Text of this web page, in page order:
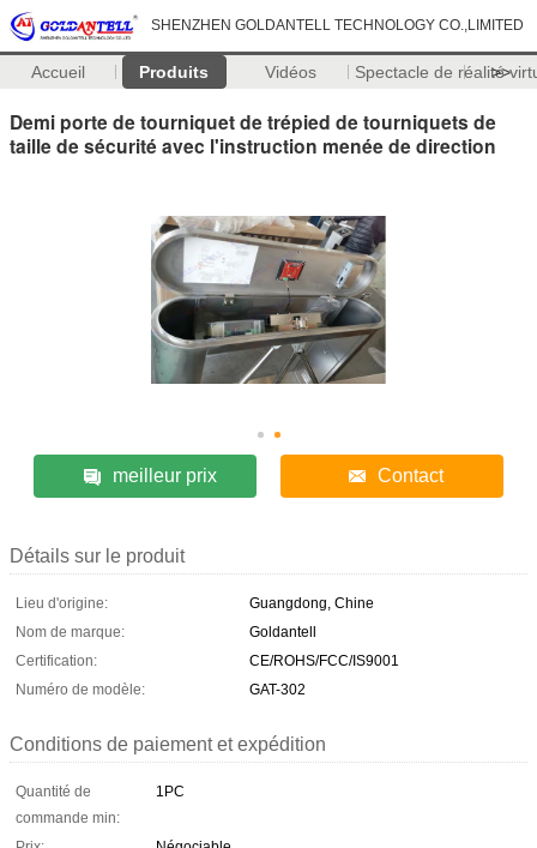
SHENZHEN GOLDANTELL TECHNOLOGY CO.,LIMITED
Accueil Produits Vidéos Spectacle de réalité
>>
Demi porte de tourniquet de trépied de tourniquets de
taille de sécurité avec l'instruction menée de direction
meilleur prix Contact
Détails sur le produit
Lieu d'origine:
Guangdong, Chine
Nom de marque:
Goldantell
Certification:
CE/ROHS/FCC/IS9001
Numéro de modèle:
GAT-302
Conditions de paiement et expédition
Quantité de
commande min:
1PC